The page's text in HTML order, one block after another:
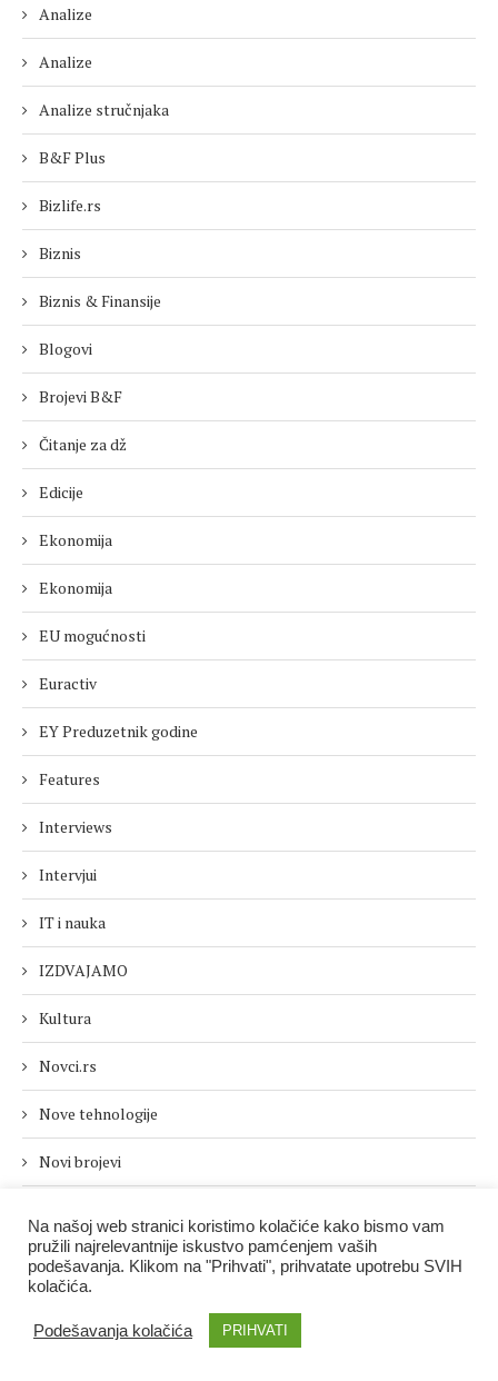
Analize
Analize
Analize stručnjaka
B&F Plus
Bizlife.rs
Biznis
Biznis & Finansije
Blogovi
Brojevi B&F
Čitanje za dž
Edicije
Ekonomija
Ekonomija
EU mogućnosti
Euractiv
EY Preduzetnik godine
Features
Interviews
Intervjui
IT i nauka
IZDVAJAMO
Kultura
Novci.rs
Nove tehnologije
Novi brojevi
Posle 5
Na našoj web stranici koristimo kolačiće kako bismo vam
pružili najrelevantnije iskustvo pamćenjem vaših
podešavanja. Klikom na "Prihvati", prihvatate upotrebu SVIH
kolačića.
Podešavanja kolačića PRIHVATI